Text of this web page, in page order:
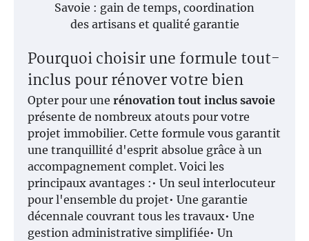
Savoie : gain de temps, coordination
des artisans et qualité garantie
Pourquoi choisir une formule tout-
inclus pour rénover votre bien
Opter pour une rénovation tout inclus savoie
présente de nombreux atouts pour votre
projet immobilier. Cette formule vous garantit
une tranquillité d'esprit absolue grâce à un
accompagnement complet. Voici les
principaux avantages :• Un seul interlocuteur
pour l'ensemble du projet• Une garantie
décennale couvrant tous les travaux• Une
gestion administrative simplifiée• Un